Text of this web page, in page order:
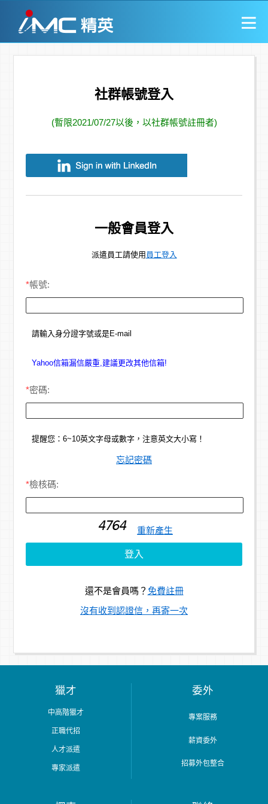
社群帳號登入
(暫限2021/07/27以後，以社群帳號註冊者)
一般會員登入
派遣員工請使用 員工登入
*帳號:
請輸入身分證字號或是E-mail
Yahoo信箱漏信嚴重,建議更改其他信箱!
*密碼:
提醒您：6~10英文字母或數字，注意英文大小寫！
忘記密碼
*檢核碼:
重新產生
還不是會員嗎？ 免費註冊
沒有收到認證信，再寄一次
獵才
中高階獵才
正職代招
人才派遣
專家派遣
委外
專案服務
薪資委外
招募外包整合